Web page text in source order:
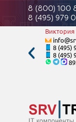
8 (800) 100
8 (495) 979
Виктория
8 (495)
8 (495)